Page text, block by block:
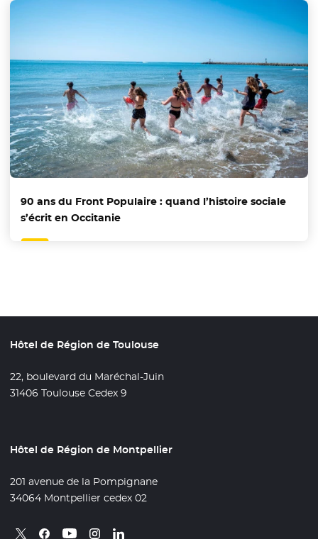
90 ans du Front Populaire : quand l’histoire sociale
s’écrit en Occitanie
Hôtel de Région de Toulouse
22, boulevard du Maréchal-Juin
31406 Toulouse Cedex 9
Hôtel de Région de Montpellier
201 avenue de la Pompignane
34064 Montpellier cedex 02
Retrouvez nous sur X
- Nouvelle fenêtre
Retrouvez nous sur Facebook
- Nouvelle fenêtre
Retrouvez nous sur Youtube
- Nouvelle fenêtre
Retrouvez nous sur Instagram
- Nouvelle fenêtre
Retrouvez nous sur Linkedin
- Nouvelle fenêtre